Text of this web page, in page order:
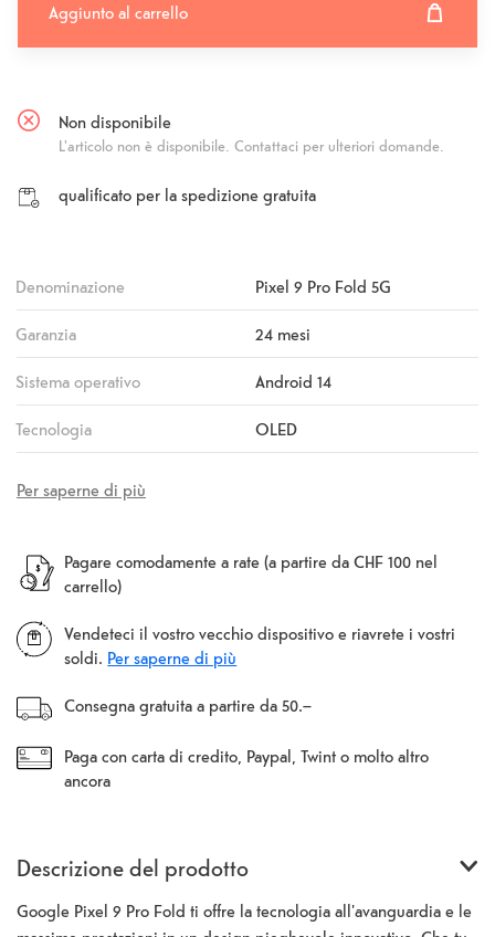
Aggiunto al carrello
Non disponibile
L'articolo non è disponibile. Contattaci per ulteriori domande.
qualificato per la spedizione gratuita
Denominazione Pixel 9 Pro Fold 5G
Garanzia 24 mesi
Sistema operativo Android 14
Tecnologia OLED
Per saperne di più
Pagare comodamente a rate (a partire da CHF 100 nel
carrello)
Vendeteci il vostro vecchio dispositivo e riavrete i vostri
soldi. Per saperne di più
Consegna gratuita a partire da 50.–
Paga con carta di credito, Paypal, Twint o molto altro
ancora
Descrizione del prodotto
Google Pixel 9 Pro Fold ti offre la tecnologia all'avanguardia e le